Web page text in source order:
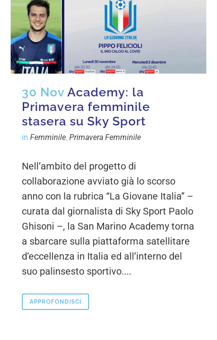
30 Nov Academy: la
Primavera femminile
stasera su Sky Sport
inFemminile,Primavera Femminile
Nell’ambito del progetto di
collaborazione avviato già lo scorso
anno con la rubrica “La Giovane Italia” –
curata dal giornalista di Sky Sport Paolo
Ghisoni –, la San Marino Academy torna
a sbarcare sulla piattaforma satellitare
d’eccellenza in Italia ed all’interno del
suo palinsesto sportivo....
APPROFONDISCI